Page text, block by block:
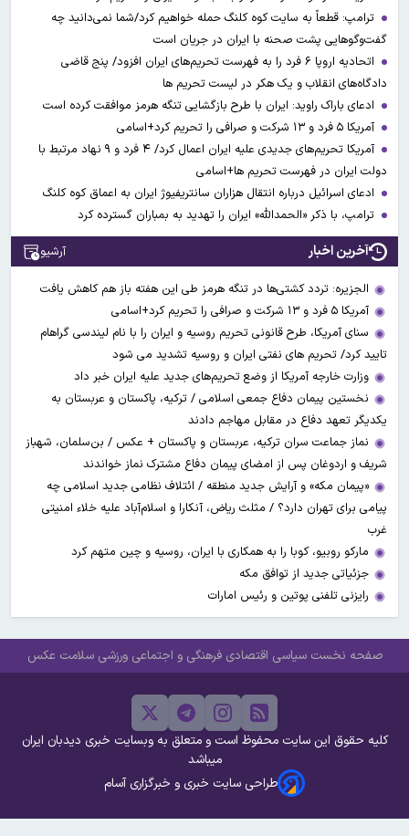
ترامپ: قطعاً به سایت کوه کلنگ حمله خواهیم کرد/شما نمی‌دانید چه
گفت‌وگوهایی پشت صحنه با ایران در جریان است
اتحادیه اروپا ۶ فرد را به فهرست تحریم‌های ایران افزود/ پنج قاضی
دادگاه‌های انقلاب و یک هکر در لیست تحریم ها
ادعای باراک راوید: ایران با طرح بازگشایی تنگه هرمز موافقت کرده است
آمریکا ۵ فرد و ۱۳ شرکت و صرافی را تحریم کرد+اسامی
آمریکا تحریم‌های جدیدی علیه ایران اعمال کرد/ ۴ فرد و ۹ نهاد مرتبط با
دولت ایران در فهرست تحریم ها+اسامی
ادعای اسرائیل درباره انتقال هزاران سانتریفیوژ ایران به اعماق کوه کلنگ
ترامپ، با ذکر «الحمدالله» ایران را تهدید به بمباران گسترده کرد
آخرین اخبار آرشیو
الجزیره: تردد کشتی‌ها در تنگه هرمز طی این هفته باز هم کاهش یافت
آمریکا ۵ فرد و ۱۳ شرکت و صرافی را تحریم کرد+اسامی
سنای آمریکا، طرح قانونی تحریم روسیه و ایران را با نام لیندسی گراهام
تایید کرد/ تحریم های نفتی ایران و روسیه تشدید می شود
وزارت خارجه آمریکا از وضع تحریم‌های جدید علیه ایران خبر داد
نخستین پیمان دفاع جمعی اسلامی / ترکیه، پاکستان و عربستان به
یکدیگر تعهد دفاع در مقابل مهاجم دادند
نماز جماعت سران ترکیه، عربستان و پاکستان + عکس / بن‌سلمان، شهباز
شریف و اردوغان پس از امضای پیمان دفاع مشترک نماز خواندند
«پیمان مکه» و آرایش جدید منطقه / ائتلاف نظامی جدید اسلامی چه
پیامی برای تهران دارد؟ / مثلث ریاض، آنکارا و اسلام‌آباد علیه خلاء امنیتی
غرب
مارکو روبیو، کوبا را به همکاری با ایران، روسیه و چین متهم کرد
جزئیاتی جدید از توافق مکه
رایزنی تلفنی پوتین و رئیس امارات
صفحه نخست سیاسی اقتصادی فرهنگی و اجتماعی ورزشی سلامت عکس
کلیه حقوق این سایت محفوظ است و متعلق به وبسایت خبری دیدبان ایران
میباشد
طراحی سایت خبری و خبرگزاری آسام